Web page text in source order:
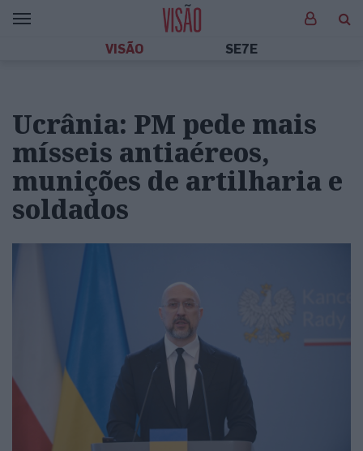
VISÃO SE7E
Ucrânia: PM pede mais
mísseis antiaéreos,
munições de artilharia e
soldados